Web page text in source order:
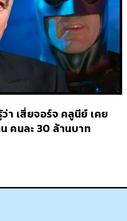
า เสี่ยจอร์จ คลูนีย์ เคย
คนละ 30 ล้านบาท